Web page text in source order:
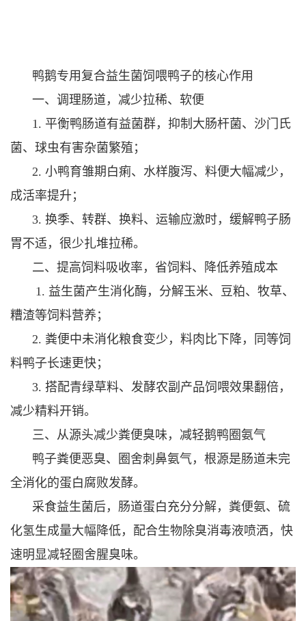
鸭鹅专用复合益生菌饲喂鸭子的核心作用
一、调理肠道，减少拉稀、软便
1. 平衡鸭肠道有益菌群，抑制大肠杆菌、沙门氏
菌、球虫有害杂菌繁殖；
2. 小鸭育雏期白痢、水样腹泻、料便大幅减少，
成活率提升；
3. 换季、转群、换料、运输应激时，缓解鸭子肠
胃不适，很少扎堆拉稀。
二、提高饲料吸收率，省饲料、降低养殖成本
1. 益生菌产生消化酶，分解玉米、豆粕、牧草、
糟渣等饲料营养；
2. 粪便中未消化粮食变少，料肉比下降，同等饲
料鸭子长速更快；
3. 搭配青绿草料、发酵农副产品饲喂效果翻倍，
减少精料开销。
三、从源头减少粪便臭味，减轻鹅鸭圈氨气
鸭子粪便恶臭、圈舍刺鼻氨气，根源是肠道未完
全消化的蛋白腐败发酵。
采食益生菌后，肠道蛋白充分分解，粪便氨、硫
化氢生成量大幅降低，配合生物除臭消毒液喷洒，快
速明显减轻圈舍腥臭味。